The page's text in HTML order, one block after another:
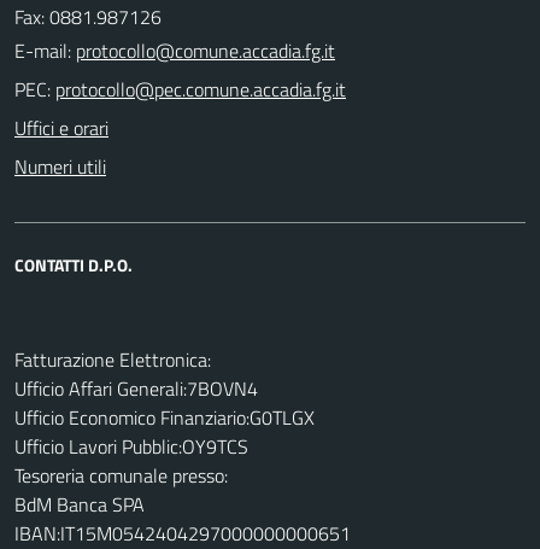
Fax: 0881.987126
E-mail:
PEC:
Uffici e orari
Numeri utili
CONTATTI D.P.O.
Fatturazione Elettronica:
Ufficio Affari Generali:7BOVN4
Ufficio Economico Finanziario:G0TLGX
Ufficio Lavori Pubblic:OY9TCS
Tesoreria comunale presso:
BdM Banca SPA
IBAN:IT15M0542404297000000000651